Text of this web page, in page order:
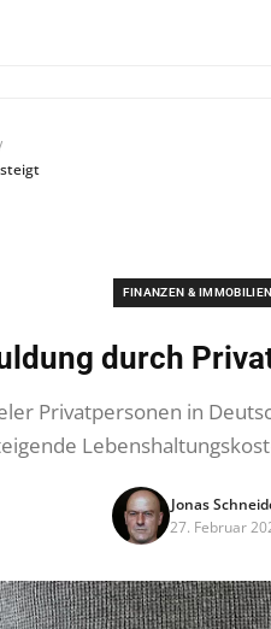
FINANZEN &
durch
Privatpersonen in
Jonas
27. Februar